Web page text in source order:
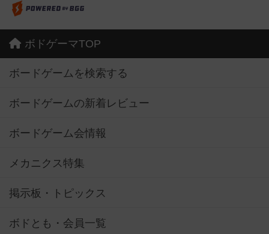
ボドゲーマTOP
ボードゲームを検索する
ボードゲームの新着レビュー
ボードゲーム会情報
メカニクス特集
掲示板・トピックス
ボドとも・会員一覧